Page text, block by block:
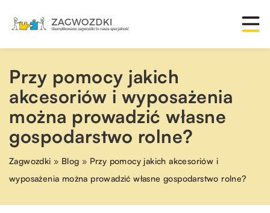
Przy pomocy jakich
akcesoriów i wyposażenia
można prowadzić własne
gospodarstwo rolne?
Zagwozdki » Blog » Przy pomocy jakich akcesoriów i
wyposażenia można prowadzić własne gospodarstwo rolne?